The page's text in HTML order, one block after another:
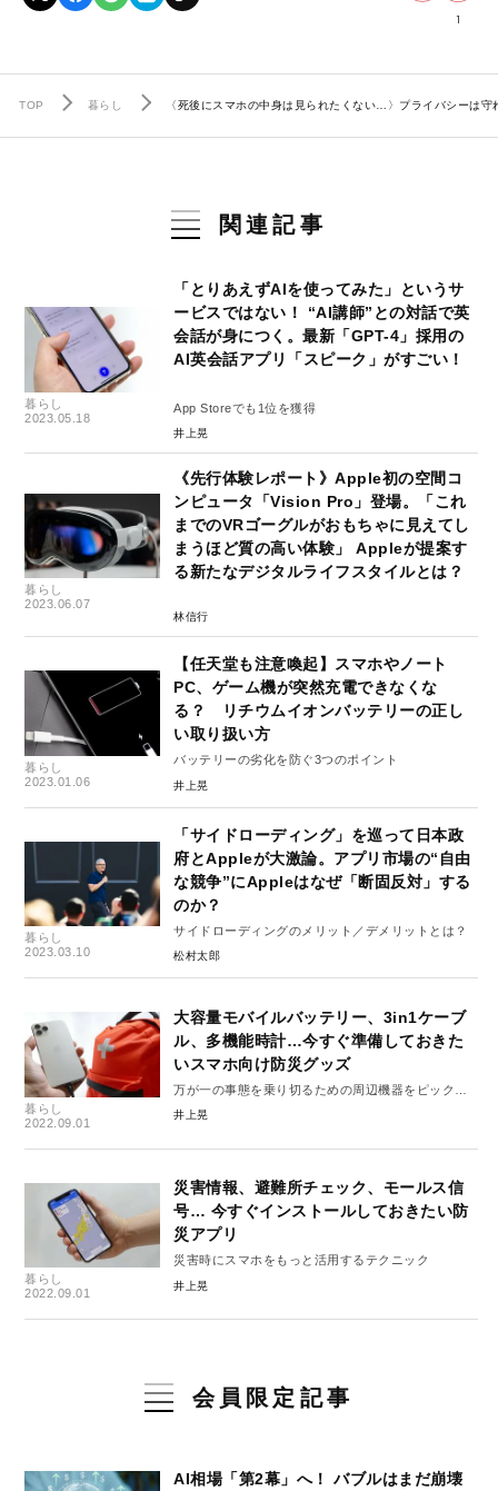
1
TOP 暮らし 〈死後にスマホの中身は見られたくない…〉プライバシーは
関連記事
暮らし
2023.05.18
「とりあえずAIを使ってみた」というサ
ービスではない！ “AI講師”との対話で英
会話が身につく。最新「GPT-4」採用の
AI英会話アプリ「スピーク」がすごい！
App Storeでも1位を獲得
井上晃
暮らし
2023.06.07
《先行体験レポート》Apple初の空間コ
ンピュータ「Vision Pro」登場。「これ
までのVRゴーグルがおもちゃに見えてし
まうほど質の高い体験」 Appleが提案す
る新たなデジタルライフスタイルとは？
林信行
暮らし
2023.01.06
【任天堂も注意喚起】スマホやノート
PC、ゲーム機が突然充電できなくな
る？ リチウムイオンバッテリーの正し
い取り扱い方
バッテリーの劣化を防ぐ3つのポイント
井上晃
暮らし
2023.03.10
「サイドローディング」を巡って日本政
府とAppleが大激論。アプリ市場の“自由
な競争”にAppleはなぜ「断固反対」する
のか？
サイドローディングのメリット／デメリットとは？
松村太郎
暮らし
2022.09.01
大容量モバイルバッテリー、3in1ケーブ
ル、多機能時計…今すぐ準備しておきた
いスマホ向け防災グッズ
万が一の事態を乗り切るための周辺機器をピックア
ップ
井上晃
暮らし
2022.09.01
災害情報、避難所チェック、モールス信
号… 今すぐインストールしておきたい防
災アプリ
災害時にスマホをもっと活用するテクニック
井上晃
会員限定記事
AI相場「第2幕」へ！ バブルはまだ崩壊